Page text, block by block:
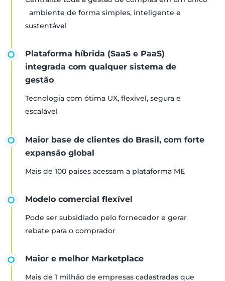
ambiente de forma simples, inteligente e
sustentável
Plataforma híbrida (SaaS e PaaS)
integrada com qualquer sistema de
gestão
Tecnologia com ótima UX, flexível, segura e
escalável
Maior base de clientes do Brasil, com forte
expansão global
Mais de 100 países acessam a plataforma ME
Modelo comercial flexível
Pode ser subsidiado pelo fornecedor e gerar
rebate para o comprador
Maior e melhor Marketplace
Mais de 1 milhão de empresas cadastradas que